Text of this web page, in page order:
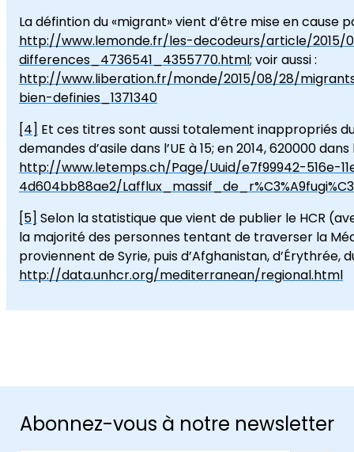
La défintion du «migrant» vient d’être mise en cause
http://www.lemonde.fr/les-decodeurs/article/
differences_4736541_4355770.html; voir aussi :
http://www.liberation.fr/monde/2015/08/28/
bien-definies_1371340
[4] Et ces titres sont aussi totalement inappropriés
demandes d’asile dans l’UE à 15; en 2014, 620000 dans
http://www.letemps.ch/Page/Uuid/e7f99942-516e-
4d604bb88ae2/
[5] Selon la statistique que vient de publier le HCR
la majorité des personnes tentant de traverser la
proviennent de Syrie, puis d’Afghanistan, d’Érythrée,
http://data.unhcr.org/mediterranean/regional.html
Abonnez-vous à notre newsletter